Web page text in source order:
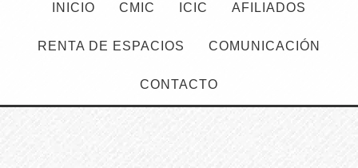
INICIO CMIC ICIC AFILIADOS
RENTA DE ESPACIOS COMUNICACIÓN
CONTACTO